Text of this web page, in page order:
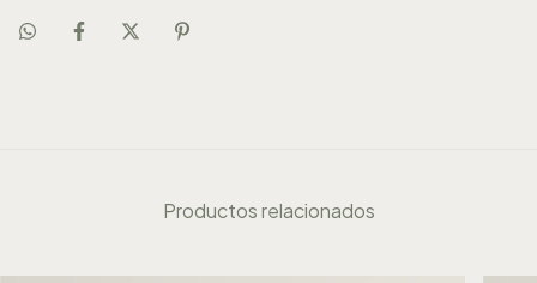
Productos relacionados